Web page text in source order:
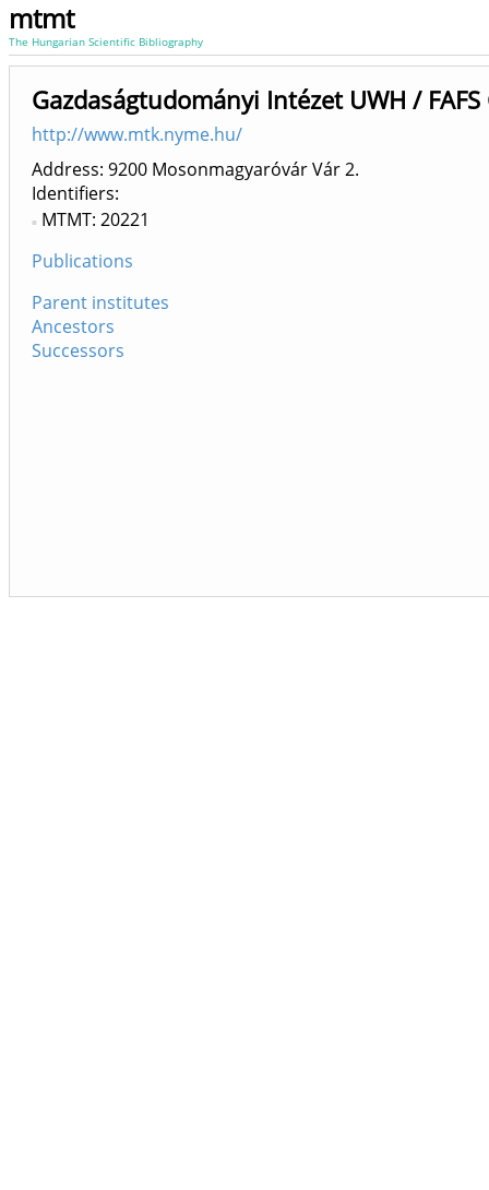
mtmt
The Hungarian Scientific Bibliography
Gazdaságtudományi Intézet UWH /
http://www.mtk.nyme.hu/
Address: 9200 Mosonmagyaróvár Vár 2.
Identifiers
MTMT: 20221
Publications
Parent institutes
Ancestors
Successors